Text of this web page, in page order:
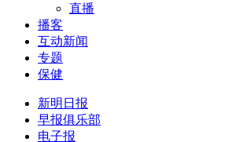
直播
播客
互动新闻
专题
保健
新明日报
早报俱乐部
电子报